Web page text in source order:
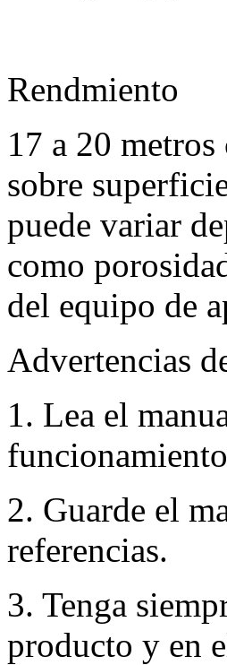
Rendmiento
17 a 20
sobre
puede variar
como
del equipo de
Advertencias
1. Lea el
2. Guarde el
referencias.
3. Tenga
producto y en